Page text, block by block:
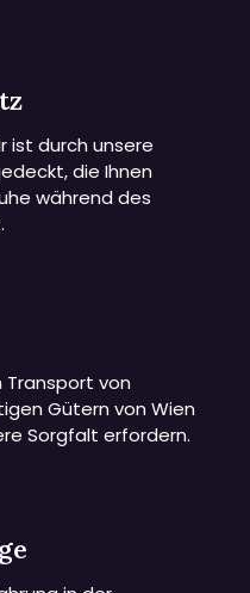
ist durch unsere
die Ihnen
während des
Transport von
Gütern von Wien
Sorgfalt erfordern.